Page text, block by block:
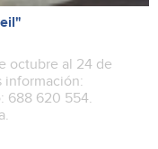
octubre al 24 de
información:
688 620 554.